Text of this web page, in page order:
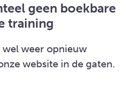
geen boekbare
training
weer opnieuw
website in de gaten.